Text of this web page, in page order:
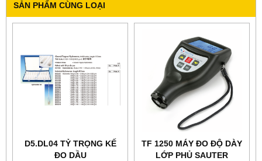
SẢN PHẨM CÙNG LOẠI
D5.DL04 TỶ TRỌNG KẾ
ĐO DẦU
TF 1250 MÁY ĐO ĐỘ DÀY
LỚP PHỦ SAUTER